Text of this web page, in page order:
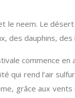
neem. Le
dauphins,
commence
qui rend l’air
grâce aux